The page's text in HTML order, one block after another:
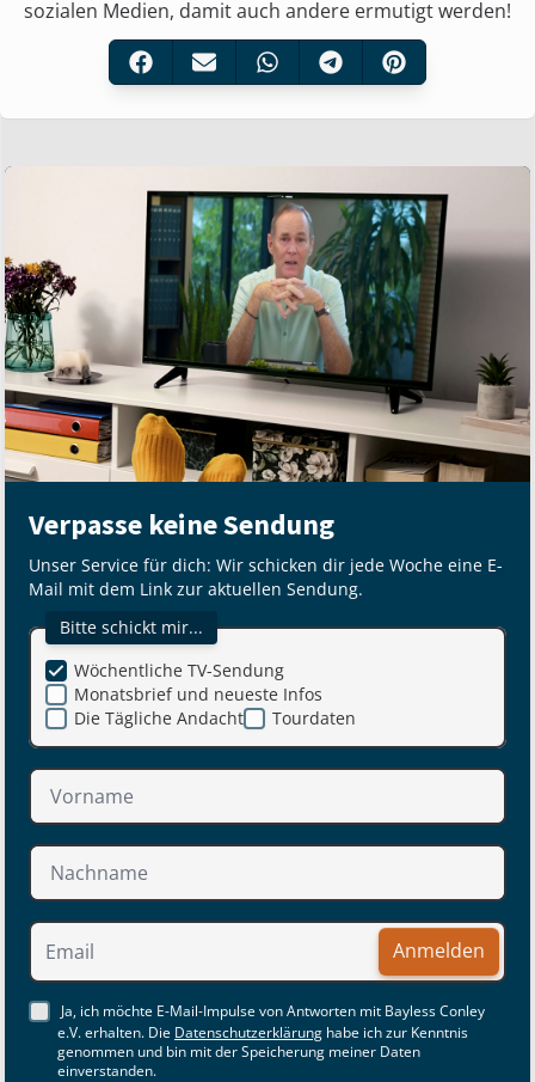
sozialen Medien, damit auch andere ermutigt werden!
Verpasse keine Sendung
Unser Service für dich: Wir schicken dir jede Woche eine E-
Mail mit dem Link zur aktuellen Sendung.
Bitte schickt mir...
Monatsbrief und neueste Infos
Die Tägliche Andacht
Wöchentliche TV-Sendung
Tourdaten
Anmelden
Ja, ich möchte E-Mail-Impulse von Antworten mit Bayless Conley
e.V. erhalten. Die Datenschutzerklärung habe ich zur Kenntnis
genommen und bin mit der Speicherung meiner Daten
einverstanden.